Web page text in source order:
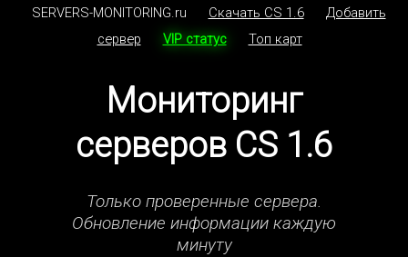
SERVERS-MONITORING.ru Скачать CS 1.6
Добавить
сервер
VIP статус Топ карт
Мониторинг
серверов CS 1.6
Только проверенные сервера.
Обновление информации каждую
минуту